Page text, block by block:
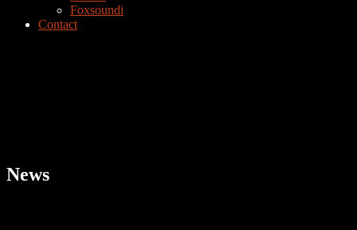
Foxsoundi
Contact
News